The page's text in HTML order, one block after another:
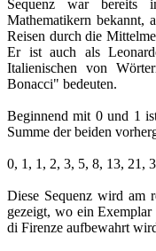
Sequenz war bereits
Mathematikern bekannt,
Reisen durch die
Er ist auch als
Italienischen von
Bonacci" bedeuten.
Beginnend mit 0 und 1
Summe der beiden
0, 1, 1, 2, 3, 5, 8, 13, 21,
Diese Sequenz wird am
gezeigt, wo ein
di Firenze aufbewahrt